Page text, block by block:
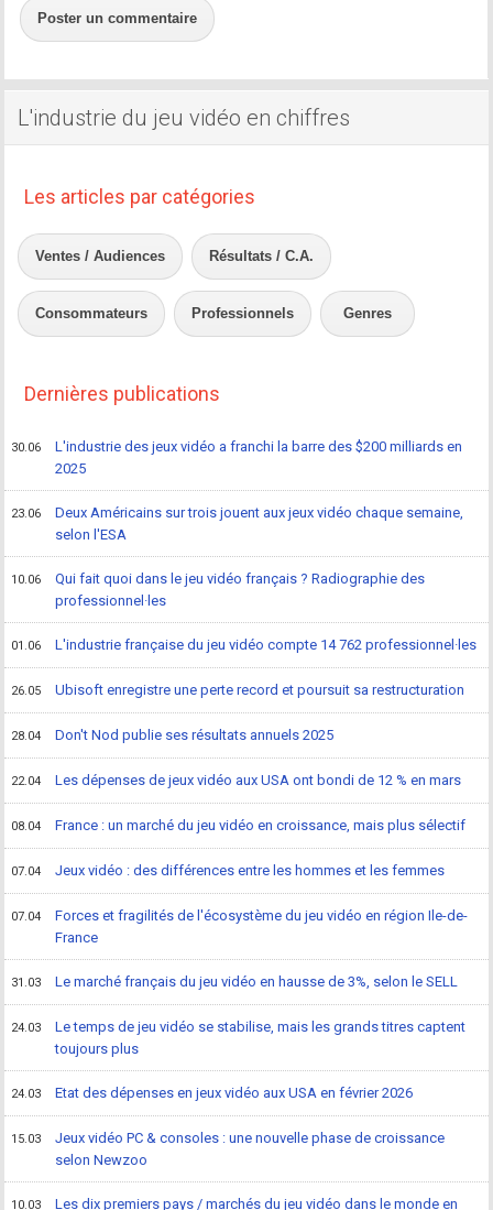
Poster un commentaire
L'industrie du jeu vidéo en chiffres
Les articles par catégories
Ventes / Audiences Résultats / C.A.
Consommateurs Professionnels Genres
Dernières publications
30.06
L'industrie des jeux vidéo a franchi la barre des $200 milliards en
2025
23.06
Deux Américains sur trois jouent aux jeux vidéo chaque semaine,
selon l'ESA
10.06
Qui fait quoi dans le jeu vidéo français ? Radiographie des
professionnel·les
01.06 L'industrie française du jeu vidéo compte 14 762 professionnel·les
26.05 Ubisoft enregistre une perte record et poursuit sa restructuration
28.04 Don't Nod publie ses résultats annuels 2025
22.04 Les dépenses de jeux vidéo aux USA ont bondi de 12 % en mars
08.04 France : un marché du jeu vidéo en croissance, mais plus sélectif
07.04 Jeux vidéo : des différences entre les hommes et les femmes
07.04
Forces et fragilités de l'écosystème du jeu vidéo en région Ile-de-
France
31.03 Le marché français du jeu vidéo en hausse de 3%, selon le SELL
24.03
Le temps de jeu vidéo se stabilise, mais les grands titres captent
toujours plus
24.03 Etat des dépenses en jeux vidéo aux USA en février 2026
15.03
Jeux vidéo PC & consoles : une nouvelle phase de croissance
selon Newzoo
10.03 Les dix premiers pays / marchés du jeu vidéo dans le monde en